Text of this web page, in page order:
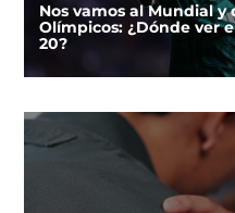
Nos vamos al Mundial y
Olímpicos: ¿Dónde ver
20?